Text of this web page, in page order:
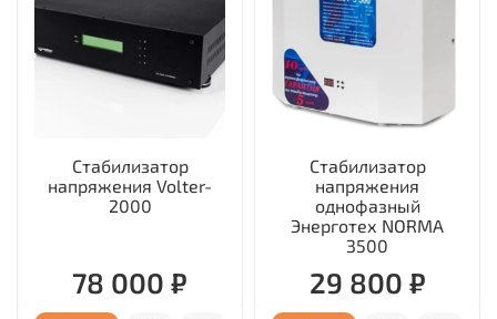
Стабилизатор
напряжения Volter-
2000
78 000 ₽
Стабилизатор
напряжения
однофазный
Энерготех NORMA
3500
29 800 ₽